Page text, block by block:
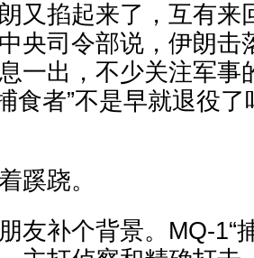
又掐起来了，互有来
央司令部说，伊朗击
一出，不少关注军事
者”不是早就退役了
蹊跷。
友补个背景。MQ-1“